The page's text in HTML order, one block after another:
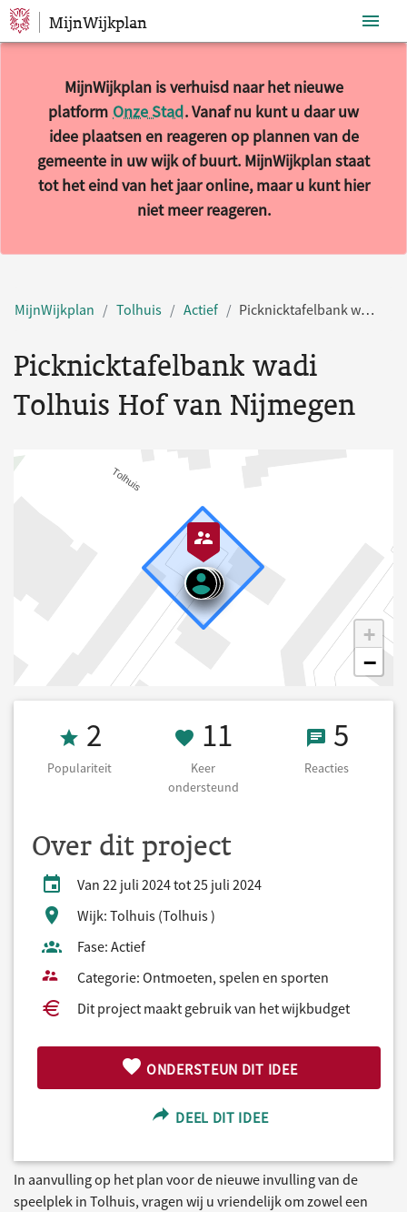
Sla navigatie over
MijnWijkplan
MijnWijkplan is verhuisd naar het nieuwe
platform Onze Stad. Vanaf nu kunt u daar uw
idee plaatsen en reageren op plannen van de
gemeente in uw wijk of buurt. MijnWijkplan staat
tot het eind van het jaar online, maar u kunt hier
niet meer reageren.
MijnWijkplan Tolhuis Actief Picknicktafelbank wadi Tolhuis Hof van Nijmegen
Picknicktafelbank wadi
Tolhuis Hof van Nijmegen
+
−
Populariteit 2
2
Populariteit
11 Keer
11
Keer
ondersteund
5 5
Reacties
Over dit project
Van 22 juli 2024 tot 25 juli 2024
Wijk: Tolhuis (Tolhuis )
Fase: Actief
Categorie: Ontmoeten, spelen en sporten
Dit project maakt gebruik van het wijkbudget
ONDERSTEUN DIT IDEE
DEEL DIT IDEE
In aanvulling op het plan voor de nieuwe invulling van de
speelplek in Tolhuis, vragen wij u vriendelijk om zowel een